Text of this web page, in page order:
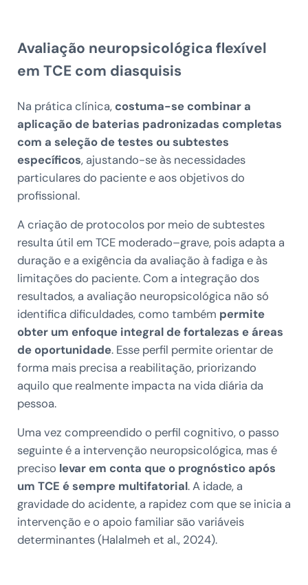
Avaliação neuropsicológica flexível
em TCE com diasquisis
Na prática clínica, costuma-se combinar a
aplicação de baterias padronizadas completas
com a seleção de testes ou subtestes
específicos, ajustando-se às necessidades
particulares do paciente e aos objetivos do
profissional.
A criação de protocolos por meio de subtestes
resulta útil em TCE moderado–grave, pois adapta a
duração e a exigência da avaliação à fadiga e às
limitações do paciente. Com a integração dos
resultados, a avaliação neuropsicológica não só
identifica dificuldades, como também permite
obter um enfoque integral de fortalezas e áreas
de oportunidade. Esse perfil permite orientar de
forma mais precisa a reabilitação, priorizando
aquilo que realmente impacta na vida diária da
pessoa.
Uma vez compreendido o perfil cognitivo, o passo
seguinte é a intervenção neuropsicológica, mas é
preciso levar em conta que o prognóstico após
um TCE é sempre multifatorial. A idade, a
gravidade do acidente, a rapidez com que se inicia a
intervenção e o apoio familiar são variáveis
determinantes (Halalmeh et al., 2024).